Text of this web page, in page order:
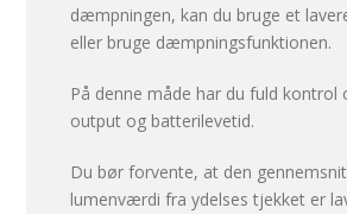
dæmpningen, kan du bruge et
eller bruge dæmpningsfunktionen.
På denne måde har du fuld kontrol
output og batterilevetid.
Du bør forvente, at den
lumenværdi fra ydelses tjekket er